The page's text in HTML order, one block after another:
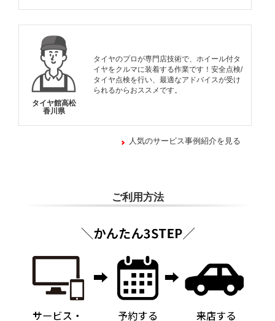
タイヤ館高松
香川県
タイヤのプロが専門店技術で、ホイール付タ
イヤをクルマに装着する作業です！安全点検/
タイヤ点検を行い、最適なアドバイスが受け
られるからおススメです。
人気のサービス事例紹介を見る
ご利用方法